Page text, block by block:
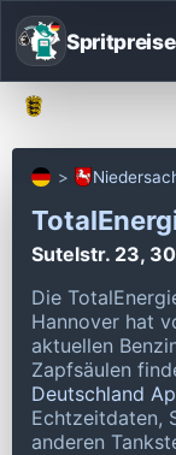
Sutelstr. 23,
Die
Hannover hat
aktuellen
Zapfsäulen
Deutschland
Echtzeitdaten,
anderen